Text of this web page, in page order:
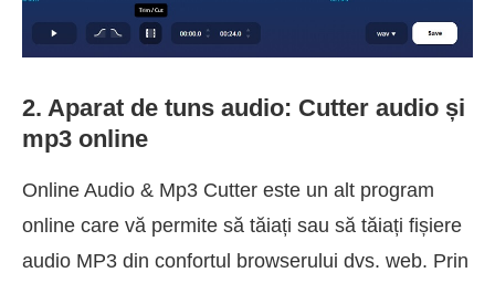
2. Aparat de tuns audio: Cutter audio și
mp3 online
Online Audio & Mp3 Cutter este un alt program
online care vă permite să tăiați sau să tăiați fișiere
audio MP3 din confortul browserului dvs. web. Prin